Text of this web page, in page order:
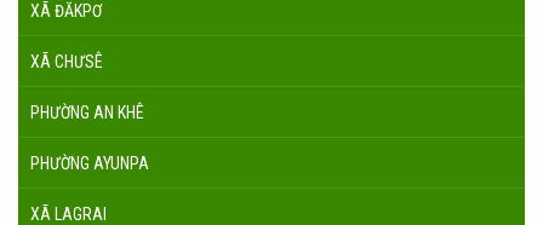
XÃ ĐĂKPƠ
XÃ CHƯSÊ
PHƯỜNG AN KHÊ
PHƯỜNG AYUNPA
XÃ LAGRAI